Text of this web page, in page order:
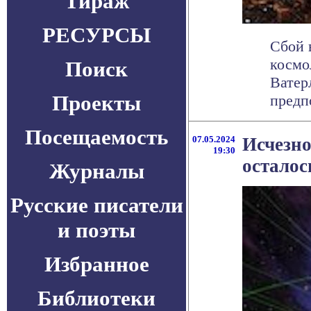
РЕСУРСЫ
Поиск
Проекты
Посещаемость
Журналы
Русские писатели
и поэты
Избранное
Библиотеки
Сбой
07.05.2024
19:30